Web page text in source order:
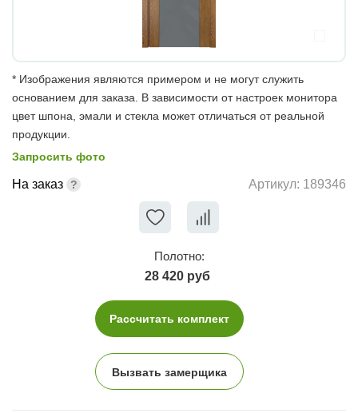
* Изображения являются примером и не могут служить
основанием для заказа. В зависимости от настроек монитора
цвет шпона, эмали и стекла может отличаться от реальной
продукции.
Запросить фото
На заказ Артикул: 189346
Полотно:
28 420 руб
Рассчитать комплект
Вызвать замерщика